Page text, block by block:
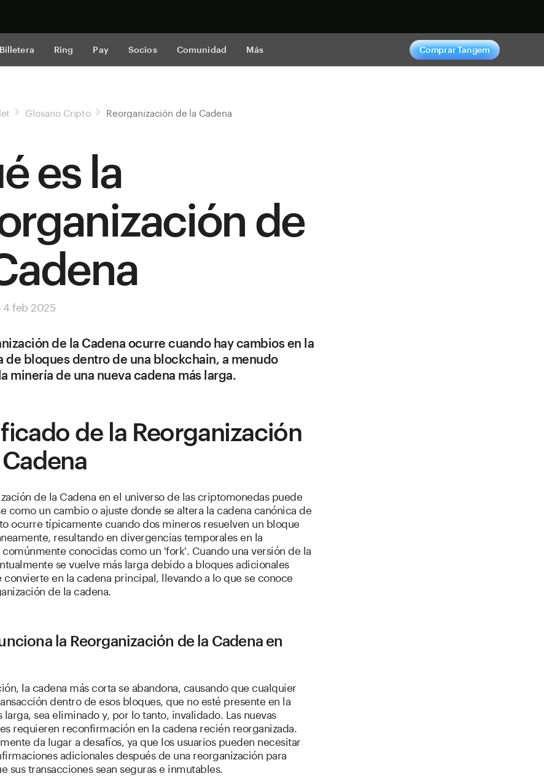
Billetera Ring Pay Socios Comunidad Más Comprar Tangem
Glosario Cripto Reorganización de la Cadena
es la
de
4 feb 2025
de la Cadena ocurre cuando hay cambios en la
de bloques dentro de una blockchain, a menudo
minería de una nueva cadena más larga.
de la Reorganización
de la Cadena en el universo de las criptomonedas puede
como un cambio o ajuste donde se altera la cadena canónica de
ocurre típicamente cuando dos mineros resuelven un bloque
resultando en divergencias temporales en la
conocidas como un 'fork'. Cuando una versión de la
se vuelve más larga debido a bloques adicionales
convierte en la cadena principal, llevando a lo que se conoce
de la cadena.
la Reorganización de la Cadena en
la cadena más corta se abandona, causando que cualquier
dentro de esos bloques, que no esté presente en la
larga, sea eliminado y, por lo tanto, invalidado. Las nuevas
requieren reconfirmación en la cadena recién reorganizada.
da lugar a desafíos, ya que los usuarios pueden necesitar
adicionales después de una reorganización para
sus transacciones sean seguras e inmutables.